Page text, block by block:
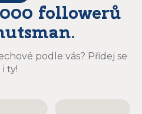
followerů
podle vás? Přidej se
i ty!